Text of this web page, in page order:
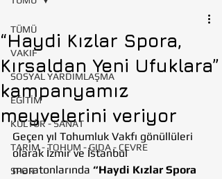
TÜMÜ
VAKIF
SOSYAL YARDIMLAŞMA
EĞİTİM
KÜLTÜR - SANAT
TARIM - TOHUM - GIDA - ÇEVRE
SPOR
“Haydi Kızlar Spora,
Kırsaldan Yeni Ufuklara”
kampanyamız
meyvelerini veriyor
Geçen yıl Tohumluk Vakfı gönüllüleri
olarak İzmir ve İstanbul
maratonlarında “Haydi Kızlar Spora